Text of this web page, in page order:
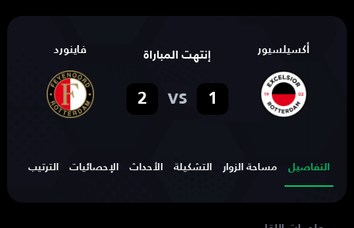
أكسيلسيور إنتهت المباراة
1
vs
2
فاينورد
التفاصيل مساحة الزوار التشكيلة الأحداث الإحصائيات الترتيب